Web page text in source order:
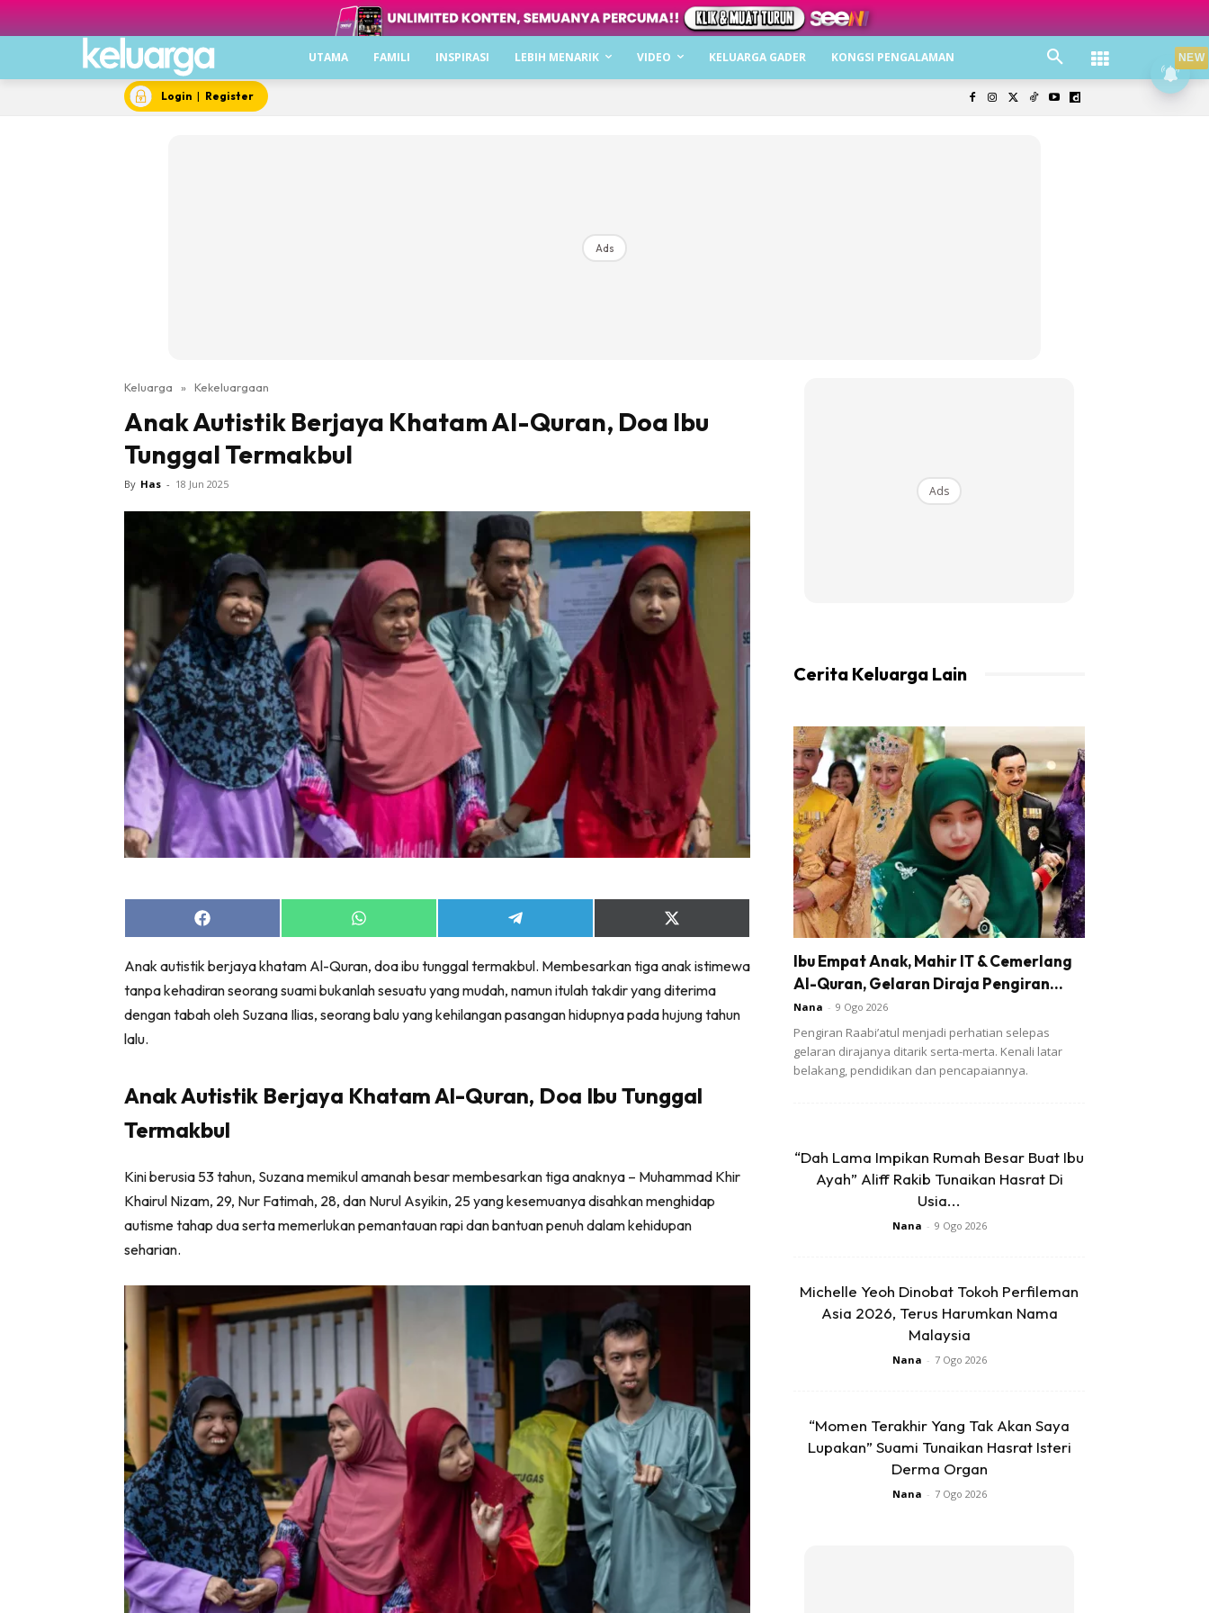
UTAMA FAMILI INSPIRASI LEBIH MENARIK VIDEO KELUARGA GADER KONGSI PENGALAMAN
Login | Register
Ads
Keluarga » Kekeluargaan
Anak Autistik Berjaya Khatam Al-Quran, Doa Ibu
Tunggal Termakbul
By Has - 18 Jun 2025
Share
on
Share
on
Share
on
Share
on
(Twitter)
Anak autistik berjaya khatam Al-Quran, doa ibu tunggal termakbul. Membesarkan tiga anak istimewa
tanpa kehadiran seorang suami bukanlah sesuatu yang mudah, namun itulah takdir yang diterima
dengan tabah oleh Suzana Ilias, seorang balu yang kehilangan pasangan hidupnya pada hujung tahun
lalu.
Anak Autistik Berjaya Khatam Al-Quran, Doa Ibu Tunggal
Termakbul
Kini berusia 53 tahun, Suzana memikul amanah besar membesarkan tiga anaknya – Muhammad Khir
Khairul Nizam, 29, Nur Fatimah, 28, dan Nurul Asyikin, 25 yang kesemuanya disahkan menghidap
autisme tahap dua serta memerlukan pemantauan rapi dan bantuan penuh dalam kehidupan
seharian.
Ads
Cerita Keluarga Lain
Ibu Empat Anak, Mahir IT & Cemerlang
Al-Quran, Gelaran Diraja Pengiran...
Nana - 9 Ogo 2026
Pengiran Raabi’atul menjadi perhatian selepas
gelaran dirajanya ditarik serta-merta. Kenali latar
belakang, pendidikan dan pencapaiannya.
“Dah Lama Impikan Rumah Besar Buat Ibu
Ayah” Aliff Rakib Tunaikan Hasrat Di
Usia...
Nana - 9 Ogo 2026
Michelle Yeoh Dinobat Tokoh Perfileman
Asia 2026, Terus Harumkan Nama
Malaysia
Nana - 7 Ogo 2026
“Momen Terakhir Yang Tak Akan Saya
Lupakan” Suami Tunaikan Hasrat Isteri
Derma Organ
Nana - 7 Ogo 2026
NEW